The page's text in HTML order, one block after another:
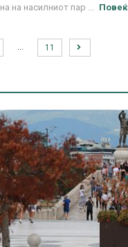
на насилниот пар ...
11